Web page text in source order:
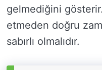
gelmediğini
etmeden doğru
sabırlı olmalıdır.